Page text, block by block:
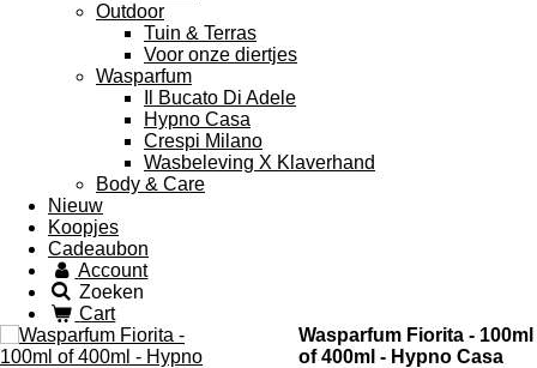
Outdoor
Tuin & Terras
Voor onze diertjes
Wasparfum
Il Bucato Di Adele
Hypno Casa
Crespi Milano
Wasbeleving X Klaverhand
Body & Care
Nieuw
Koopjes
Cadeaubon
Account
Zoeken
Cart
Wasparfum Fiorita - 100ml
of 400ml - Hypno Casa